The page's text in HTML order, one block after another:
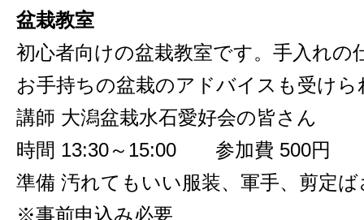
盆栽教室
初心者向けの盆栽教室です。手入れの
お手持ちの盆栽のアドバイスも受けら
講師 大潟盆栽水石愛好会の皆さん
時間 13:30～15:00 参加費 500
準備 汚れてもいい服装、軍手、剪定
※事前申込み必要